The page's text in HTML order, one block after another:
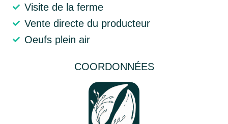
Visite de la ferme
Vente directe du producteur
Oeufs plein air
COORDONNÉES